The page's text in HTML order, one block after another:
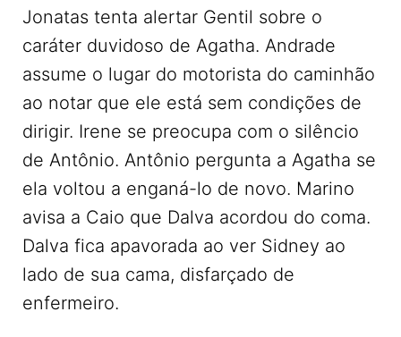
Jonatas tenta alertar Gentil sobre o
caráter duvidoso de Agatha. Andrade
assume o lugar do motorista do caminhão
ao notar que ele está sem condições de
dirigir. Irene se preocupa com o silêncio
de Antônio. Antônio pergunta a Agatha se
ela voltou a enganá-lo de novo. Marino
avisa a Caio que Dalva acordou do coma.
Dalva fica apavorada ao ver Sidney ao
lado de sua cama, disfarçado de
enfermeiro.